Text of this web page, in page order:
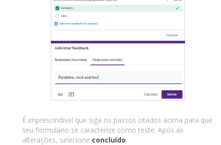
É imprescindível que siga os passos citados acima para que
seu formulário se caracterize como teste. Após as
alterações, selecione concluído: